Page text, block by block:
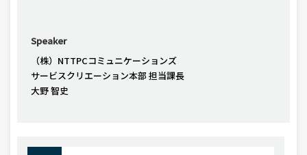
Speaker
（株）NTTPCコミュニケーションズ
サービスクリエーション本部 担当課長
大野 智史